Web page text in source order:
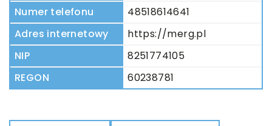
Numer telefonu
48518614641
Adres internetowy
https://merg.pl
NIP
8251774105
REGON
60238781